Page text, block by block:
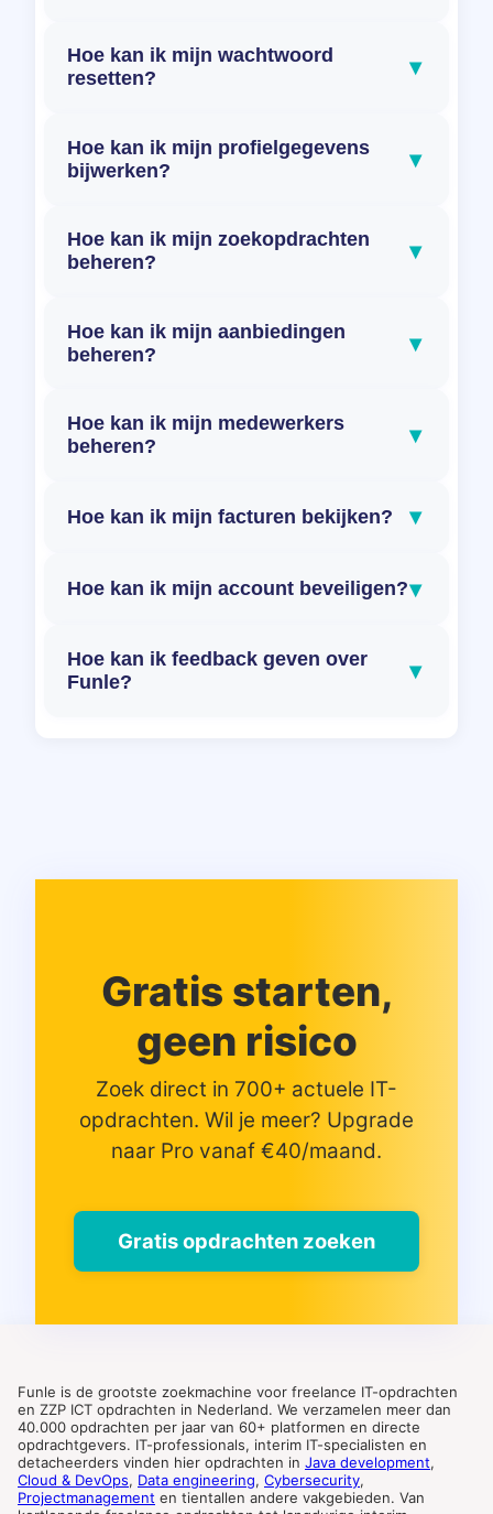
Hoe kan ik mijn wachtwoord
resetten?
▾
Hoe kan ik mijn profielgegevens
bijwerken?
▾
Hoe kan ik mijn zoekopdrachten
beheren?
▾
Hoe kan ik mijn aanbiedingen
beheren?
▾
Hoe kan ik mijn medewerkers
beheren?
▾
Hoe kan ik mijn facturen bekijken? ▾
Hoe kan ik mijn account beveiligen?▾
Hoe kan ik feedback geven over
Funle?
▾
Gratis starten,
geen risico
Zoek direct in 700+ actuele IT-
opdrachten. Wil je meer? Upgrade
naar Pro vanaf €40/maand.
Gratis opdrachten zoeken
Funle is de grootste zoekmachine voor freelance IT-opdrachten
en ZZP ICT opdrachten in Nederland. We verzamelen meer dan
40.000 opdrachten per jaar van 60+ platformen en directe
opdrachtgevers. IT-professionals, interim IT-specialisten en
detacheerders vinden hier opdrachten in Java development,
Cloud & DevOps, Data engineering, Cybersecurity,
Projectmanagement en tientallen andere vakgebieden. Van